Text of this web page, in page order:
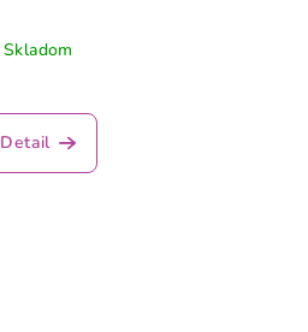
Skladom
Detail